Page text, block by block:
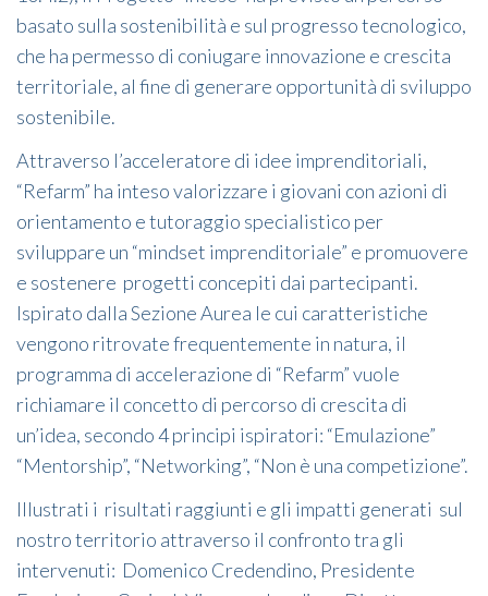
basato sulla sostenibilità e sul progresso tecnologico,
che ha permesso di coniugare innovazione e crescita
territoriale, al fine di generare opportunità di sviluppo
sostenibile.
Attraverso l’acceleratore di idee imprenditoriali,
“Refarm” ha inteso valorizzare i giovani con azioni di
orientamento e tutoraggio specialistico per
sviluppare un “mindset imprenditoriale” e promuovere
e sostenere progetti concepiti dai partecipanti.
Ispirato dalla Sezione Aurea le cui caratteristiche
vengono ritrovate frequentemente in natura, il
programma di accelerazione di “Refarm” vuole
richiamare il concetto di percorso di crescita di
un’idea, secondo 4 principi ispiratori: “Emulazione”
“Mentorship”, “Networking”, “Non è una competizione”.
Illustrati i risultati raggiunti e gli impatti generati sul
nostro territorio attraverso il confronto tra gli
intervenuti: Domenico Credendino, Presidente